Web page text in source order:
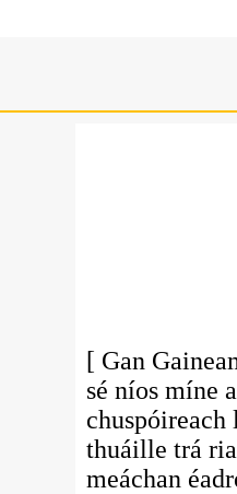
[ Gan
sé níos míne
thuáille trá
meáchan